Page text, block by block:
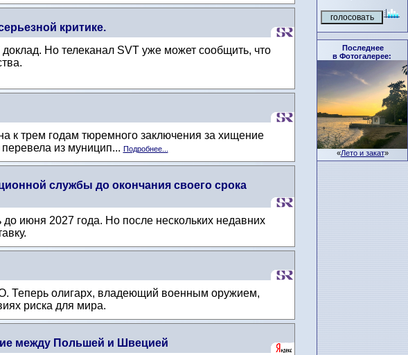
Последнее
в Фотогалерее:
«Лето и закат»
критике.
Но телеканал SVT уже может сообщить, что
к трем годам тюремного заключения за хищение
из муницип... Подробнее...
службы до окончания своего срока
июня 2027 года. Но после нескольких недавних
Теперь олигарх, владеющий военным оружием,
риска для мира.
между Польшей и Швецией